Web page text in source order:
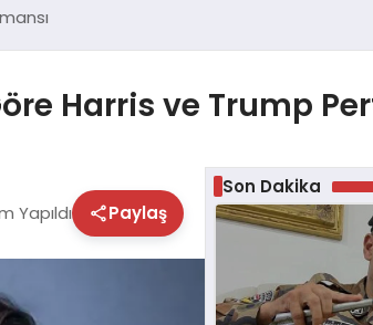
Harris ve Trump
Yapıldı Paylaş
Son Dakika